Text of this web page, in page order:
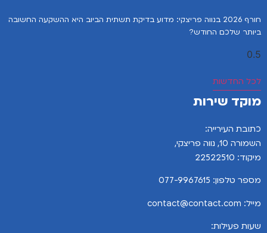
חורף 2026 בנווה פריצקי: מדוע בדיקת תשתית הביוב היא ההשקעה החשובה
ביותר שלכם החודש?
לכל החדשות
מוקד שירות
כתובת העירייה:
השמורה 10, נווה פריצקי,
מיקוד: 22522510
מספר טלפון: 077-9967615
מייל: contact@contact.com
שעות פעילות: